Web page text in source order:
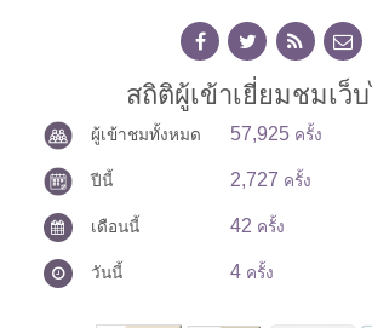
สถิติผู้เข้าเยี่ยมชมเว็
ผู้เข้าชมทั้งหมด 57,925 ครั้ง
ปีนี้ 2,727 ครั้ง
เดือนนี้ 42 ครั้ง
วันนี้ 4 ครั้ง